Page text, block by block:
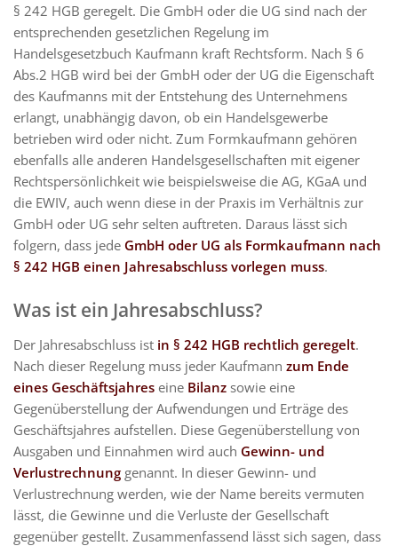
§ 242 HGB geregelt. Die GmbH oder die UG sind nach der
entsprechenden gesetzlichen Regelung im
Handelsgesetzbuch Kaufmann kraft Rechtsform. Nach § 6
Abs.2 HGB wird bei der GmbH oder der UG die Eigenschaft
des Kaufmanns mit der Entstehung des Unternehmens
erlangt, unabhängig davon, ob ein Handelsgewerbe
betrieben wird oder nicht. Zum Formkaufmann gehören
ebenfalls alle anderen Handelsgesellschaften mit eigener
Rechtspersönlichkeit wie beispielsweise die AG, KGaA und
die EWIV, auch wenn diese in der Praxis im Verhältnis zur
GmbH oder UG sehr selten auftreten. Daraus lässt sich
folgern, dass jede GmbH oder UG als Formkaufmann nach
§ 242 HGB einen Jahresabschluss vorlegen muss.
Was ist ein Jahresabschluss?
Der Jahresabschluss ist in § 242 HGB rechtlich geregelt.
Nach dieser Regelung muss jeder Kaufmann zum Ende
eines Geschäftsjahres eine Bilanz sowie eine
Gegenüberstellung der Aufwendungen und Erträge des
Geschäftsjahres aufstellen. Diese Gegenüberstellung von
Ausgaben und Einnahmen wird auch Gewinn- und
Verlustrechnung genannt. In dieser Gewinn- und
Verlustrechnung werden, wie der Name bereits vermuten
lässt, die Gewinne und die Verluste der Gesellschaft
gegenüber gestellt. Zusammenfassend lässt sich sagen, dass